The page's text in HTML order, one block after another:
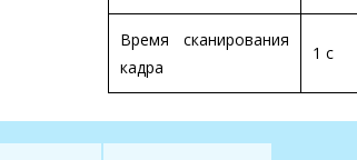
Время сканирования
кадра
1 с